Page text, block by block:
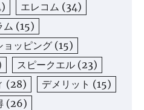
エレコム (34)
ム (15)
ョッピング (15)
スピークエル (23)
(28) デメリット (15)
(26)